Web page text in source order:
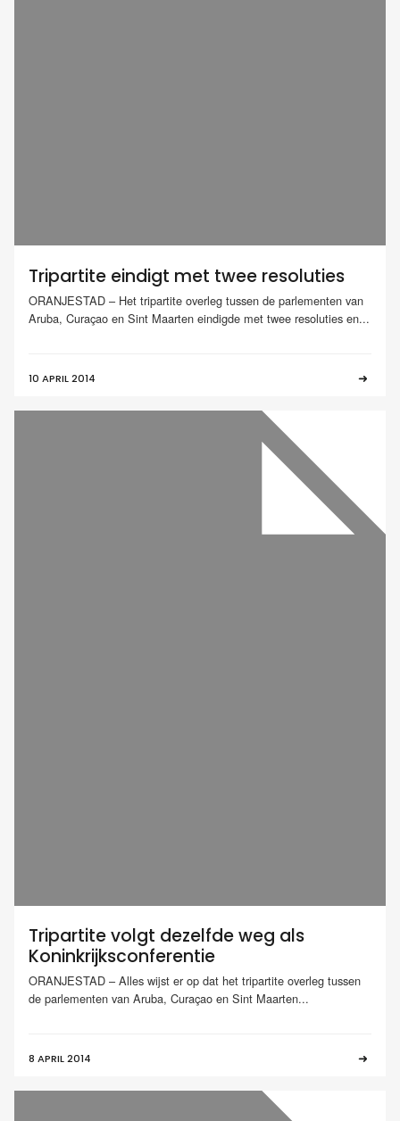
Tripartite eindigt met twee resoluties
ORANJESTAD – Het tripartite overleg tussen de parlementen van
Aruba, Curaçao en Sint Maarten eindigde met twee resoluties en...
10 APRIL 2014
Tripartite volgt dezelfde weg als
Koninkrijksconferentie
ORANJESTAD – Alles wijst er op dat het tripartite overleg tussen
de parlementen van Aruba, Curaçao en Sint Maarten...
8 APRIL 2014